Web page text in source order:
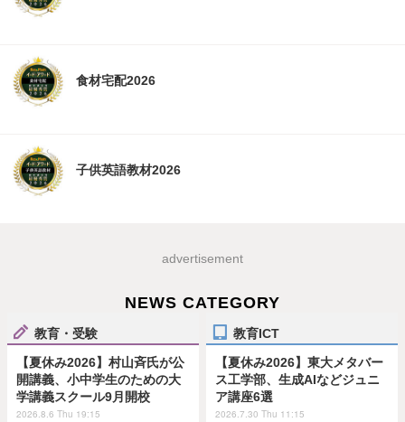
食材宅配2026
子供英語教材2026
advertisement
NEWS CATEGORY
教育・受験
【夏休み2026】村山斉氏が公
開講義、小中学生のための大
学講義スクール9月開校
2026.8.6 Thu 19:15
教育ICT
【夏休み2026】東大メタバー
ス工学部、生成AIなどジュニ
ア講座6選
2026.7.30 Thu 11:15